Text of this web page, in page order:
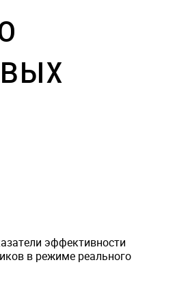
эффективности
в режиме реального